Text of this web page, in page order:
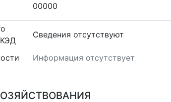
00000
Cведения отсутствуют
Информация отсутствует